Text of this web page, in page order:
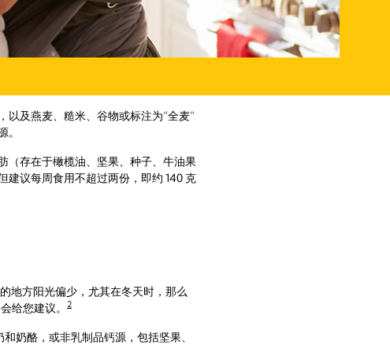
及燕麦、糙米、谷物或标注为“全麦”
（存在于橄榄油、坚果、种子、牛油果
建议每周食用不超过两份，即约 140 克
地方阳光偏少，尤其在冬天时，那么
给您建议。
2
奶酪，或非乳制品钙源，包括坚果、